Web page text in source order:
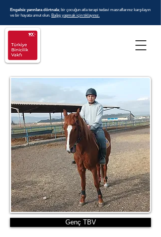
Engelsiz yarınlara dörtnala; bir çocuğun atla terapi tedavi masraflarınız karşılayın
ve bir hayata umut olun. Bağış yapmak için tıklayınız.
Genç TBV